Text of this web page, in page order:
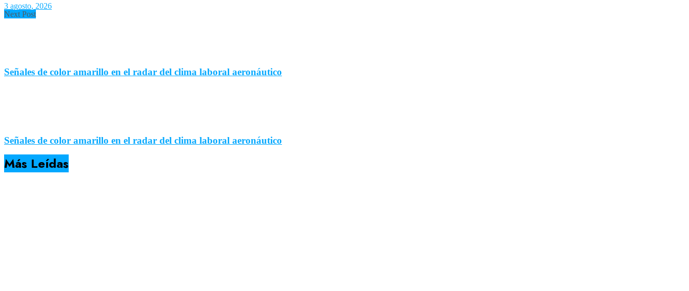
3 agosto, 2026
Next Post
Señales de color amarillo en el radar del clima laboral aeronáutico
Señales de color amarillo en el radar del clima laboral aeronáutico
Más Leídas